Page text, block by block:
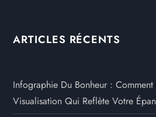
ARTICLES RÉCENTS
Infographie Du Bonheur :
Visualisation Qui Reflète Votre